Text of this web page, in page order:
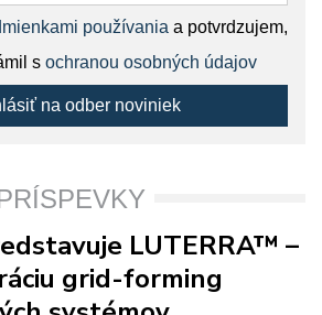
používania a potvrdzujem,
s ochranou osobných údajov
na odber noviniek
LUTERRA™ –
grid-forming